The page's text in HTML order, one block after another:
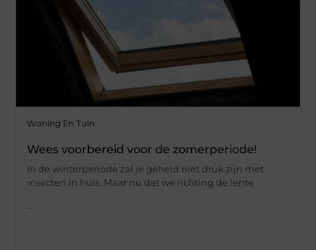
Woning En Tuin
Wees voorbereid voor de zomerperiode!
In de winterperiode zal je geheid niet druk zijn met
insecten in huis. Maar nu dat we richting de lente